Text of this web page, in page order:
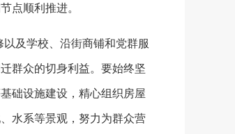
点顺利推进。
及学校、沿街商铺和党群服
群众的切身利益。要始终坚
础设施建设，精心组织房屋
水系等景观，努力为群众营